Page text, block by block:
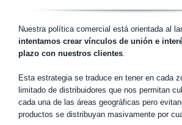
Nuestra política comercial está orientada al
intentamos crear vínculos de unión e
plazo con nuestros clientes
Esta estrategia se traduce en tener en cada
limitado de distribuidores que nos permitan
cada una de las áreas geográficas pero
productos se distribuyan masivamente por